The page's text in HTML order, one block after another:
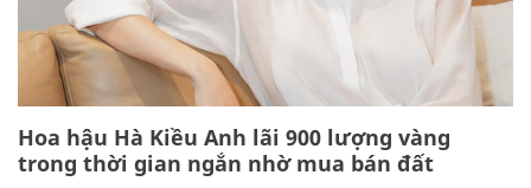
Hoa hậu Hà Kiều Anh lãi 900 lượng vàng
trong thời gian ngắn nhờ mua bán đất